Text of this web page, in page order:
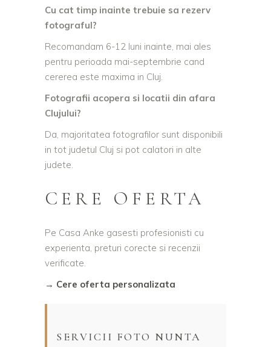
Cu cat timp inainte trebuie sa rezerv
fotograful?
Recomandam 6-12 luni inainte, mai ales
pentru perioada mai-septembrie cand
cererea este maxima in Cluj.
Fotografii acopera si locatii din afara
Clujului?
Da, majoritatea fotografilor sunt disponibili
in tot judetul Cluj si pot calatori in alte
judete.
CERE OFERTA
Pe Casa Anke gasesti profesionisti cu
experienta, preturi corecte si recenzii
verificate.
→ Cere oferta personalizata
SERVICII FOTO NUNTA